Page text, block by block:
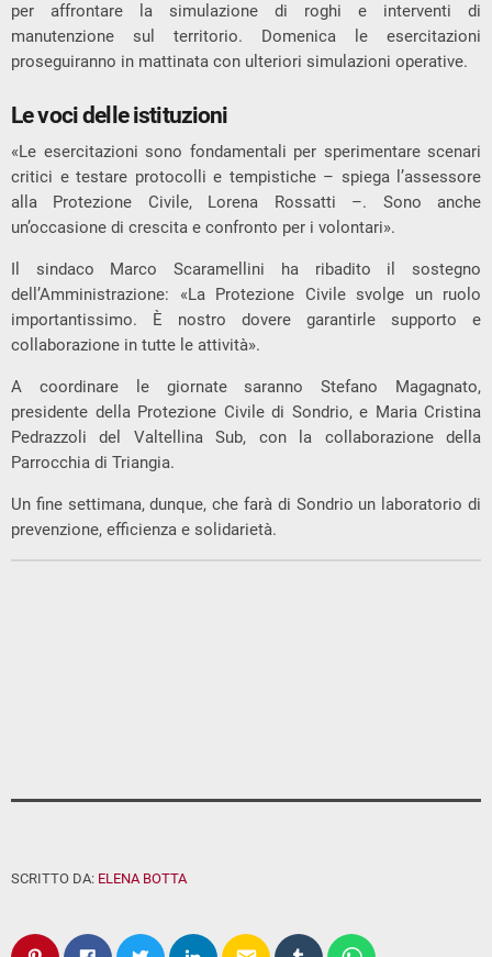
per affrontare la simulazione di roghi e interventi di
manutenzione sul territorio. Domenica le esercitazioni
proseguiranno in mattinata con ulteriori simulazioni operative.
Le voci delle istituzioni
«Le esercitazioni sono fondamentali per sperimentare scenari
critici e testare protocolli e tempistiche – spiega l’assessore
alla Protezione Civile, Lorena Rossatti –. Sono anche
un’occasione di crescita e confronto per i volontari».
Il sindaco Marco Scaramellini ha ribadito il sostegno
dell’Amministrazione: «La Protezione Civile svolge un ruolo
importantissimo. È nostro dovere garantirle supporto e
collaborazione in tutte le attività».
A coordinare le giornate saranno Stefano Magagnato,
presidente della Protezione Civile di Sondrio, e Maria Cristina
Pedrazzoli del Valtellina Sub, con la collaborazione della
Parrocchia di Triangia.
Un fine settimana, dunque, che farà di Sondrio un laboratorio di
prevenzione, efficienza e solidarietà.
SCRITTO DA: ELENA BOTTA